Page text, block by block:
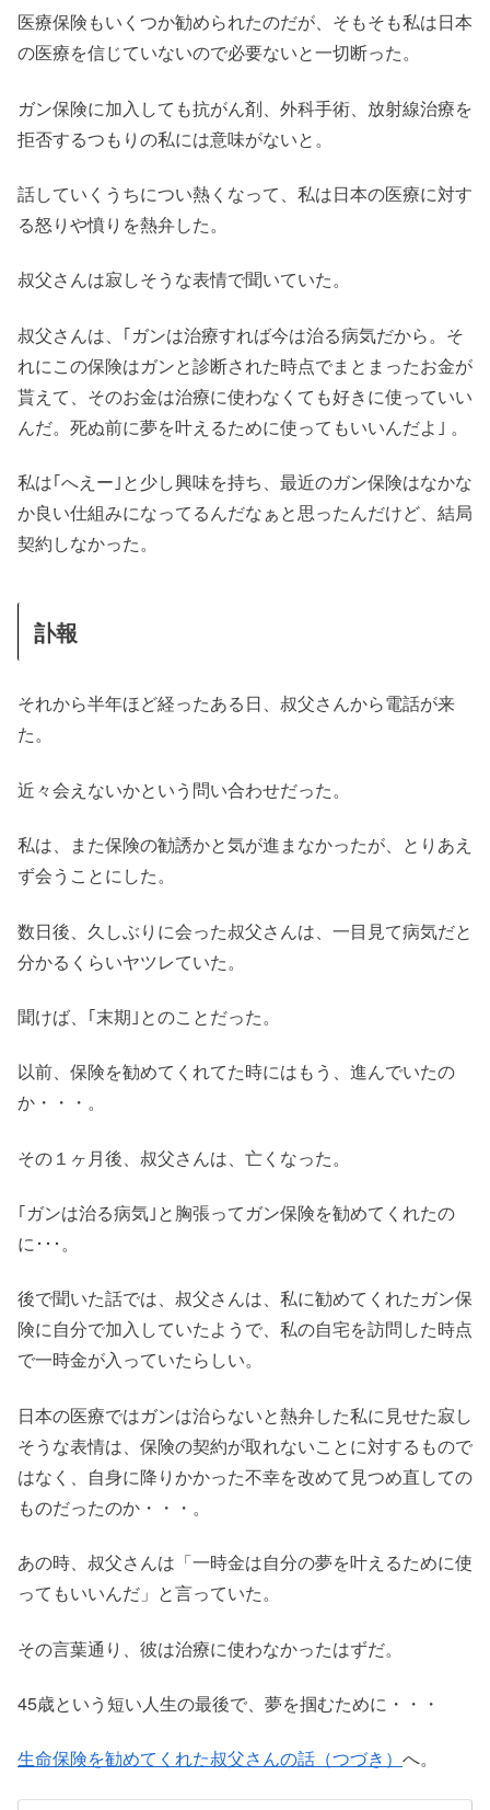
医療保険もいくつか勧められたのだが、そもそも私は日本
の医療を信じていないので必要ないと一切断った。
ガン保険に加入しても抗がん剤、外科手術、放射線治療を
拒否するつもりの私には意味がないと。
話していくうちについ熱くなって、私は日本の医療に対す
る怒りや憤りを熱弁した。
叔父さんは寂しそうな表情で聞いていた。
叔父さんは、｢ガンは治療すれば今は治る病気だから。そ
れにこの保険はガンと診断された時点でまとまったお金が
貰えて、そのお金は治療に使わなくても好きに使っていい
んだ。死ぬ前に夢を叶えるために使ってもいいんだよ｣ 。
私は｢へえー｣と少し興味を持ち、最近のガン保険はなかな
か良い仕組みになってるんだなぁと思ったんだけど、結局
契約しなかった。
訃報
それから半年ほど経ったある日、叔父さんから電話が来
た。
近々会えないかという問い合わせだった。
私は、また保険の勧誘かと気が進まなかったが、とりあえ
ず会うことにした。
数日後、久しぶりに会った叔父さんは、一目見て病気だと
分かるくらいヤツレていた。
聞けば、｢末期｣とのことだった。
以前、保険を勧めてくれてた時にはもう、進んでいたの
か・・・。
その１ヶ月後、叔父さんは、亡くなった。
｢ガンは治る病気｣と胸張ってガン保険を勧めてくれたの
に･･･。
後で聞いた話では、叔父さんは、私に勧めてくれたガン保
険に自分で加入していたようで、私の自宅を訪問した時点
で一時金が入っていたらしい。
日本の医療ではガンは治らないと熱弁した私に見せた寂し
そうな表情は、保険の契約が取れないことに対するもので
はなく、自身に降りかかった不幸を改めて見つめ直しての
ものだったのか・・・。
あの時、叔父さんは「一時金は自分の夢を叶えるために使
ってもいいんだ」と言っていた。
その言葉通り、彼は治療に使わなかったはずだ。
45歳という短い人生の最後で、夢を掴むために・・・
生命保険を勧めてくれた叔父さんの話（つづき） へ。